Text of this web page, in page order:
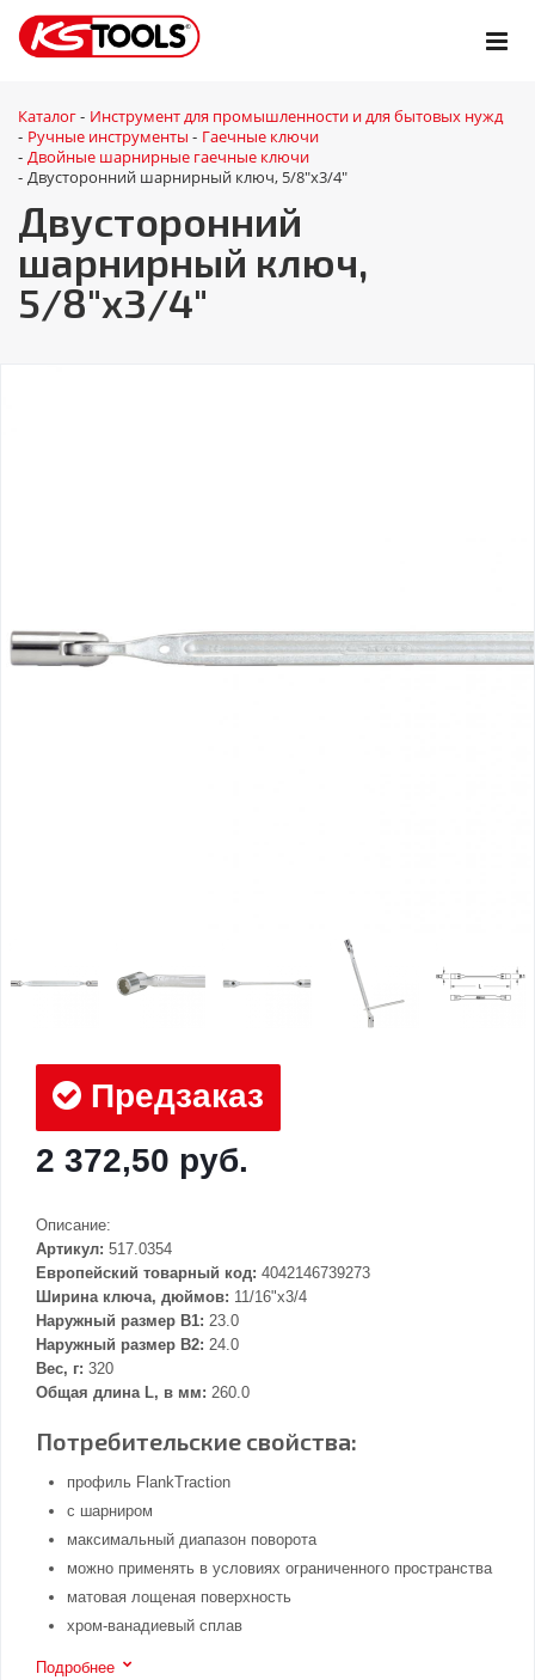
Каталог - Инструмент для промышленности и для бытовых нужд
- Ручные инструменты - Гаечные ключи
- Двойные шарнирные гаечные ключи
- Двусторонний шарнирный ключ, 5/8"x3/4"
Двусторонний
шарнирный ключ,
5/8"x3/4"
Предзаказ
2 372,50 руб.
Описание:
Артикул: 517.0354
Европейский товарный код: 4042146739273
Ширина ключа, дюймов: 11/16"x3/4
Наружный размер В1: 23.0
Наружный размер В2: 24.0
Вес, г: 320
Общая длина L, в мм: 260.0
Потребительские свойства:
профиль FlankTraction
с шарниром
максимальный диапазон поворота
можно применять в условиях ограниченного пространства
матовая лощеная поверхность
хром-ванадиевый сплав
Подробнее